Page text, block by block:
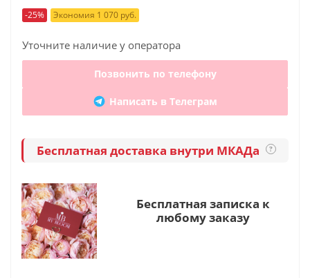
-25% Экономия 1 070 руб.
Уточните наличие у оператора
Позвонить по телефону
Написать в Телеграм
Бесплатная доставка внутри МКАДа ?
Бесплатная записка к
любому заказу